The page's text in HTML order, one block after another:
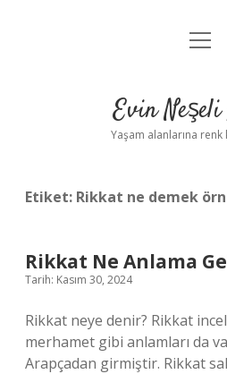
Anasayfa
Yasal
Evin Neşeli
Yaşam alanlarına
Etiket: Rikkat ne demek
Rikkat Ne Anlama
Tarih: Kasım 30, 2024
Rikkat neye denir? Rikkat
merhamet gibi anlamları da
Arapçadan girmiştir. Rikkat